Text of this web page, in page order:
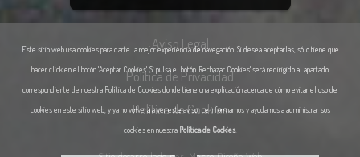
Este sitio web usa cookies para darte la mejor experiencia de navegación. Si desea aceptarlas, sólo tiene que
hacer click en el botón 'Aceptar Cookies'. Si pulsa el botón 'Rechazar Cookies' será redirigido al apartado
correspondiente de nuestra Política de Cookies donde tiene una explicación acerca de cómo evitar el uso de
cookies en este sitio web, y ya no volverá a ver este aviso. Le informamos y ayudamos a administrar sus
cookies en nuestra Política de Cookies.
Aviso Legal
Política de Privacidad
Política de Cookies